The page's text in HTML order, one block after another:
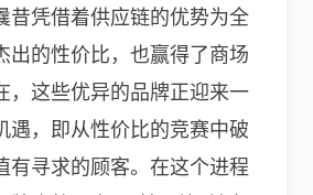
昔凭借着供应链的优势为全
出的性价比，也赢得了商场
，这些优异的品牌正迎来一
遇，即从性价比的竞赛中破
有寻求的顾客。在这个进程